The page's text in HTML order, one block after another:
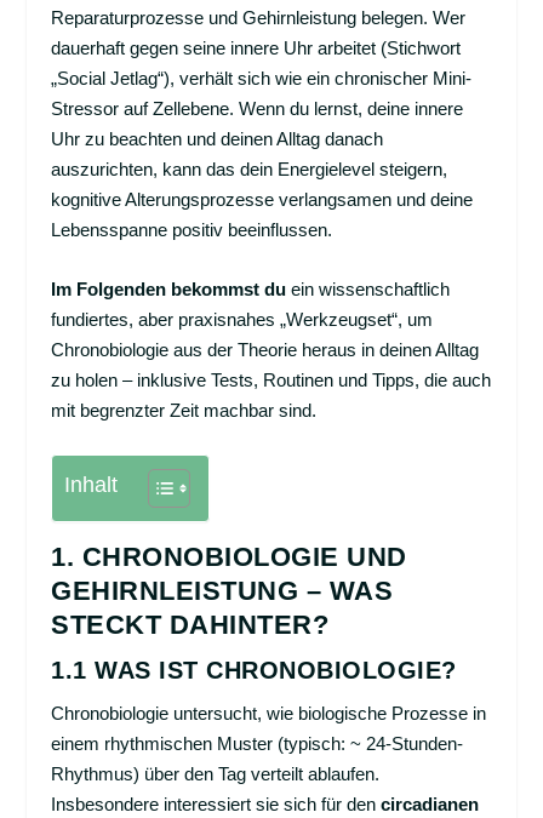
Reparaturprozesse und Gehirnleistung belegen. Wer
dauerhaft gegen seine innere Uhr arbeitet (Stichwort
„Social Jetlag“), verhält sich wie ein chronischer Mini-
Stressor auf Zellebene. Wenn du lernst, deine innere
Uhr zu beachten und deinen Alltag danach
auszurichten, kann das dein Energielevel steigern,
kognitive Alterungsprozesse verlangsamen und deine
Lebensspanne positiv beeinflussen.
Im Folgenden bekommst du ein wissenschaftlich
fundiertes, aber praxisnahes „Werkzeugset“, um
Chronobiologie aus der Theorie heraus in deinen Alltag
zu holen – inklusive Tests, Routinen und Tipps, die auch
mit begrenzter Zeit machbar sind.
Inhalt
1. CHRONOBIOLOGIE UND
GEHIRNLEISTUNG – WAS
STECKT DAHINTER?
1.1 WAS IST CHRONOBIOLOGIE?
Chronobiologie untersucht, wie biologische Prozesse in
einem rhythmischen Muster (typisch: ~ 24-Stunden-
Rhythmus) über den Tag verteilt ablaufen.
Insbesondere interessiert sie sich für dencircadianen